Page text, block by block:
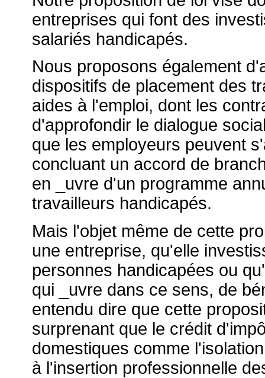
entreprises qui font des
salariés handicapés.
Nous proposons également
dispositifs de placement des
aides à l'emploi, dont les
d'approfondir le dialogue
que les employeurs peuvent
concluant un accord de
en _uvre d'un programme
travailleurs handicapés.
Mais l'objet même de cette
une entreprise, qu'elle
personnes handicapées ou
qui _uvre dans ce sens, de
entendu dire que cette
surprenant que le crédit
domestiques comme
à l'insertion professionnelle